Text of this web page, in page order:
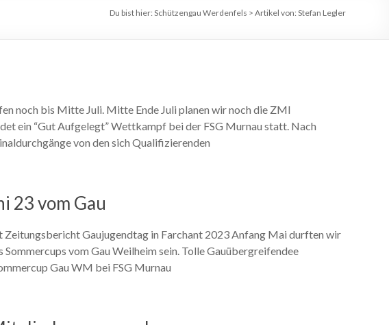
Du bist hier: Schützengau Werdenfels > Artikel von: Stefan Legler
noch bis Mitte Juli. Mitte Ende Juli planen wir noch die ZMI
ein “Gut Aufgelegt” Wettkampf bei der FSG Murnau statt. Nach
von den sich Qualifizierenden
23 vom Gau
Gaujugendtag in Farchant 2023 Anfang Mai durften wir
vom Gau Weilheim sein. Tolle Gauübergreifendee
Gau WM bei FSG Murnau